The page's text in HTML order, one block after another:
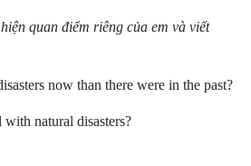
quan điểm riêng của em và viết
now than there were in the past?
natural disasters?